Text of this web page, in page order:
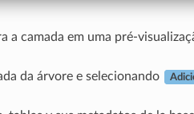
a camada em uma pré-
da árvore e selecionando